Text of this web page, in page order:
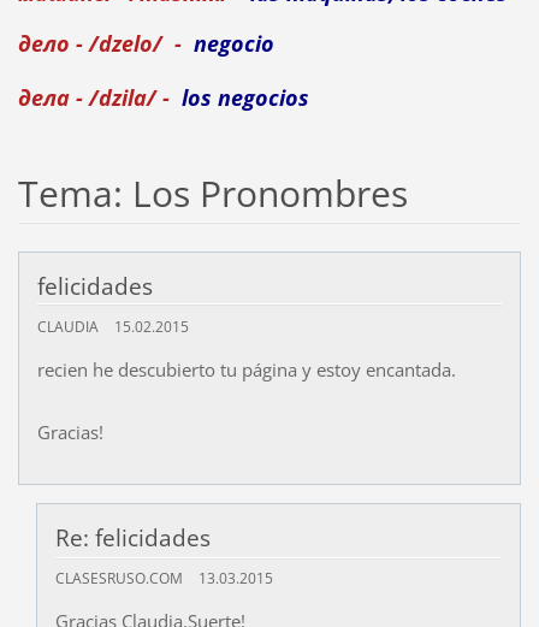
делo - /dzelo/- negocio
дела - /dzila/ - los negocios
Tema: Los Pronombres
felicidades
CLAUDIA 15.02.2015
recien he descubierto tu página y estoy encantada.
Gracias!
Re: felicidades
CLASESRUSO.COM 13.03.2015
Gracias Claudia.Suerte!